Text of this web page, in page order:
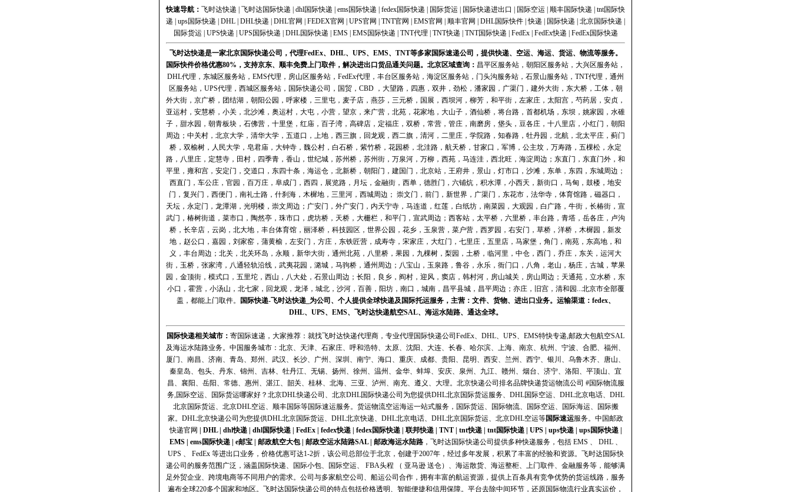
快速导航： 飞时达快递 飞时达国际快递 dhl国际快递 ems国际快递 fedex国际快递 国际货运 国际快递进出口 国际空运 顺丰国际快递
tnt国际快
递
ups国际快递 DHL DHL快递 DHL官网 FEDEX官网 UPS官网 TNT官网 EMS官网 顺丰官网 DHL国际快件 |快递 国际快递 北京国际快递
国际货运| UPS快递 UPS国际快递 DHL国际快递 EMS EMS国际快递 TNT代理 TNT快递 TNT国际快递 FedEx| FedEx快递 FedEx国际快递
飞时达快递是一家北京国际快递公司，代理FedEx、DHL、UPS、EMS、TNT等多家国际速递公司，提供快递、空运、海运、货运、物流等服务。
国际快件价格优惠80%，支持京东、顺丰免费上门取件，解决进出口货品通关问题。北京区域查询 ： 昌平区服务站 ， 朝阳区服务站 ， 大兴区服务站 ，
DHL代理 ， 东城区服务站 ， EMS代理 ， 房山区服务站 ， FedEx代理 ， 丰台区服务站 ， 海淀区服务站 ， 门头沟服务站 ， 石景山服务站 ， TNT代理 ， 通州
区服务站， UPS代理 ， 西城区服务站， 国际快递公司 ，国贸，CBD ，大望路，四惠，双井，劲松，潘家园，广渠门，建外大街，东大桥，工体，朝
外大街，京广桥，团结湖，朝阳公园，呼家楼，三里屯，麦子店，燕莎，三元桥，国展，西坝河，柳芳，和平街，左家庄，太阳宫，芍药居，安贞，
亚运村，安慧桥，小关，北沙滩，奥运村，大屯，小营，望京，来广营，北苑，花家地，大山子，酒仙桥，将台路，首都机场，东坝，姚家园，水碓
子，甜水园，朝青板块，石佛营，十里堡，红庙，百子湾，高碑店，定福庄，双桥，常营，管庄，南磨房，垡头，豆各庄，十八里店，小红门，朝阳
周边；中关村，北京大学，清华大学，五道口，上地，西三旗，回龙观，西二旗，清河，二里庄，学院路，知春路，牡丹园，北航，北太平庄，蓟门
桥，双榆树，人民大学，皂君庙，大钟寺，魏公村，白石桥，紫竹桥，花园桥，北洼路，航天桥，甘家口，军博，公主坟，万寿路，五棵松，永定
路，八里庄，定慧寺，田村，四季青，香山，世纪城，苏州桥，苏州街，万泉河，万柳，西苑，马连洼，西北旺，海淀周边；东直门，东直门外，和
平里，雍和宫，安定门，交道口，东四十条，海运仓，北新桥，朝阳门，建国门，北京站，王府井，景山，灯市口，沙滩，东单，东四，东城周边；
西直门，车公庄，官园，百万庄，阜成门，西四，展览路，月坛，金融街，西单，德胜门，六铺炕，积水潭，小西天，新街口，马甸，鼓楼，地安
门，复兴门，西便门，南礼士路，什刹海，木樨地，三里河，西城周边； 崇文门，前门，新世界，广渠门，东花市，法华寺，体育馆路，磁器口，
天坛，永定门，龙潭湖，光明楼，崇文周边；广安门，外广安门，内天宁寺，马连道，红莲，白纸坊，南菜园，大观园，白广路，牛街，长椿街，宣
武门，椿树街道，菜市口，陶然亭，珠市口，虎坊桥，天桥，大栅栏，和平门，宣武周边；西客站，太平桥，六里桥，丰台路，青塔，岳各庄，卢沟
桥，长辛店，云岗，北大地，丰台体育馆，丽泽桥，科技园区，世界公园，花乡，玉泉营，菜户营，西罗园，右安门，草桥，洋桥，木樨园，新发
地，赵公口，嘉园，刘家窑，蒲黄榆，左安门，方庄，东铁匠营，成寿寺，宋家庄，大红门，七里庄，五里店，马家堡，角门，南苑，东高地，和
义，丰台周边；北关，北关环岛，永顺，新华大街，通州北苑，八里桥，果园，九棵树，梨园，土桥，临河里，中仓，西门，乔庄，东关，运河大
街，玉桥，张家湾，八通轻轨沿线，武夷花园，潞城，马驹桥，通州周边；八宝山，玉泉路，鲁谷，永乐，衙门口，八角，老山，杨庄，古城，苹果
园，金顶街，模式口，五里坨，西山，八大处，石景山周边；长阳，良乡，阎村，迎风，窦店，韩村河，房山城关，房山周边；天通苑，立水桥，东
小口，霍营，小汤山，北七家，回龙观，龙泽，城北，沙河，百善，阳坊，南口，城南，昌平县城，昌平周边；亦庄，旧宫，清和园...北京市全部覆
盖，都能上门取件。
国际快递-飞时达快递_为公司、个人提供全球快递及国际托运服务，主营：文件、货物、进出口业务。运输渠道： fedex、
DHL、 UPS、 EMS、 飞时达快递航空SAL、 海运水陆路、通达全球。
国际快递相关城市： 寄国际速递，大家推荐：就找飞时达快递代理商，专业代理国际快递公司FedEx、DHL、UPS、EMS特快专递,邮政大包航空SAL
及海运水陆路业务。中国服务城市：北京、天津、石家庄、呼和浩特、太原、沈阳、大连、长春、哈尔滨、上海、南京、杭州、宁波、合肥、福州、
厦门、南昌、济南、青岛、郑州、武汉、长沙、广州、深圳、南宁、海口、重庆、成都、贵阳、昆明、西安、兰州、西宁、银川、乌鲁木齐、唐山、
秦皇岛、包头、丹东、锦州、吉林、牡丹江、无锡、扬州、徐州、温州、金华、蚌埠、安庆、泉州、九江、赣州、烟台、济宁、洛阳、平顶山、宜
昌、襄阳、岳阳、常德、惠州、湛江、韶关、桂林、北海、三亚、泸州、南充、遵义、大理。北京快递公司排名品牌快递货运物流公司 #国际物流服
务,国际空运、国际货运哪家好？北京DHL快递公司、北京DHL国际快递公司为您提供DHL北京国际货运服务、DHL国际空运、DHL北京电话、DHL
北京国际货运、北京DHL空运、顺丰国际等国际速运服务。货运物流空运海运一站式服务，国际货运、国际物流、国际空运、国际海运、国际搬
家。DHL北京快递公司为您提供DHL北京国际货运、DHL北京快递、DHL北京电话、DHL北京国际货运、北京DHL空运等国际速运服务。 中国邮政
快递官网
DHL| dhl快递| dhl国际快递| FedEx| fedex快递| fedex国际快递| 联邦快递| TNT| tnt快递| tnt国际快递| UPS| ups快递| ups国际快递|
EMS| ems国际快递| e邮宝| 邮政航空大包| 邮政空运水陆路SAL| 邮政海运水陆路，飞时达国际快递公司提供多种快递服务，包括 EMS 、 DHL 、
UPS 、 FedEx 等进出口业务，价格优惠可达1-2折，该公司总部位于北京，创建于2007年，经过多年发展，积累了丰富的经验和资源。飞时达国际快
递公司的服务范围广泛，涵盖国际快递、国际小包、国际空运、 FBA头程 （ 亚马逊 送仓）、海运散货、海运整柜、上门取件、金融服务等，能够满
足外贸企业、跨境电商等不同用户的需求。公司与多家航空公司、船运公司合作，拥有丰富的航运资源，提供上百条具有竞争优势的货运线路，服务
遍布全球220多个国家和地区。飞时达国际快递公司的特点包括价格透明、智能便捷和信用保障。平台去除中间环节，还原国际物流行业真实运价，